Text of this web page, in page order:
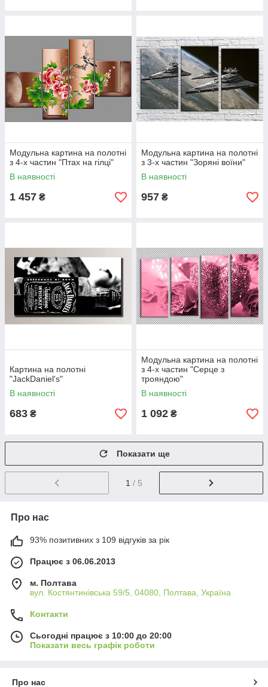
Модульна картина на полотні
з 4-х частин "Птах на гілці"
В наявності
1 457 ₴
Модульна картина на полотні
з 3-х частин "Зоряні воїни"
В наявності
957 ₴
Картина на полотні
"JackDaniel's"
В наявності
683 ₴
Модульна картина на полотні
з 4-х частин "Серце з
трояндою"
В наявності
1 092 ₴
Показати ще
1 / 5
Про нас
93% позитивних з 109 відгуків за рік
Працює з 06.06.2013
м. Полтава
вул. Костянтинівська 59/5, 04080, Полтава, Україна
Контакти
Сьогодні працює з 10:00 до 20:00
Показати весь графік роботи
Про нас